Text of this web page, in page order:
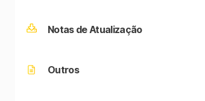
Notas de Atualização
Outros